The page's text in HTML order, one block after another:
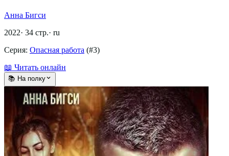
Анна Бигси
2022· 34 стр.· ru
Серия: Опасная работа (#3)
📖 Читать онлайн
📚 На полку